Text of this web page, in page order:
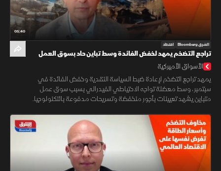
05:40
الشرق Bloomberg اقتصاد
تراجع التضخم يمهد لخفض الفائدة وسط تباين حاد بسوق العمل
الأسواق الأميركية
يمهد تراجع التضخم لإعادة ضبط السياسة النقدية وخفض الفائدة في
سبتمبر، وسط معضلة تواجه الاحتياطي الفيدرالي بسبب سوق عمل
متباين يشهد تعيينات بأجور منخفضة وتسريحات مدفوعة بالتكنولوجيا.